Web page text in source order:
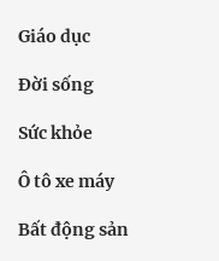
Giáo dục
Đời sống
Sức khỏe
Ô tô xe máy
Bất động sản